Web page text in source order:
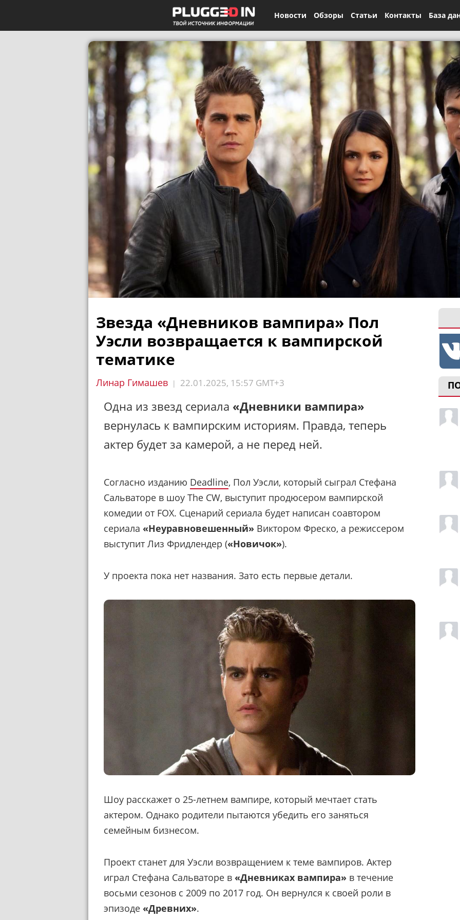
Новости Обзоры Статьи Контакты База
Звезда «Дневников вампира» Пол
Уэсли возвращается к вампирской
тематике
Линар Гимашев | 22.01.2025, 15:57 GMT+3
Одна из звезд сериала «Дневники вампира»
вернулась к вампирским историям. Правда, теперь
актер будет за камерой, а не перед ней.
Согласно изданию Deadline, Пол Уэсли, который сыграл Стефана
Сальваторе в шоу The CW, выступит продюсером вампирской
комедии от FOX. Сценарий сериала будет написан соавтором
сериала «Неуравновешенный» Виктором Фреско, а режиссером
выступит Лиз Фридлендер («Новичок»).
У проекта пока нет названия. Зато есть первые детали.
Шоу расскажет о 25-летнем вампире, который мечтает стать
актером. Однако родители пытаются убедить его заняться
семейным бизнесом.
Проект станет для Уэсли возвращением к теме вампиров. Актер
играл Стефана Сальваторе в «Дневниках вампира» в течение
восьми сезонов с 2009 по 2017 год. Он вернулся к своей роли в
эпизоде ​​ «Древних».